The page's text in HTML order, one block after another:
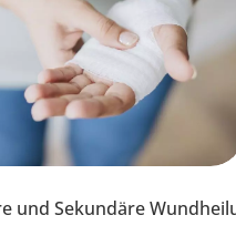
und Sekundäre